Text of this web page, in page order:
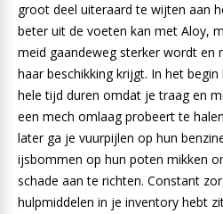
groot deel uiteraard te wijten aan
beter uit de voeten kan met Aloy,
meid gaandeweg sterker wordt en
haar beschikking krijgt. In het
hele tijd duren omdat je traag en
een mech omlaag probeert te
later ga je vuurpijlen op hun
ijsbommen op hun poten mikken
schade aan te richten. Constant
hulpmiddelen in je inventory hebt